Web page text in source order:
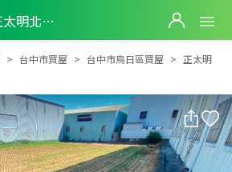
正太明北路漂亮農地
正太明北路漂亮農地
台中市買屋 台中市烏日區買屋
正太明